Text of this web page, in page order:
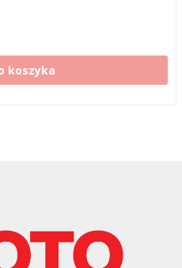
koszyka